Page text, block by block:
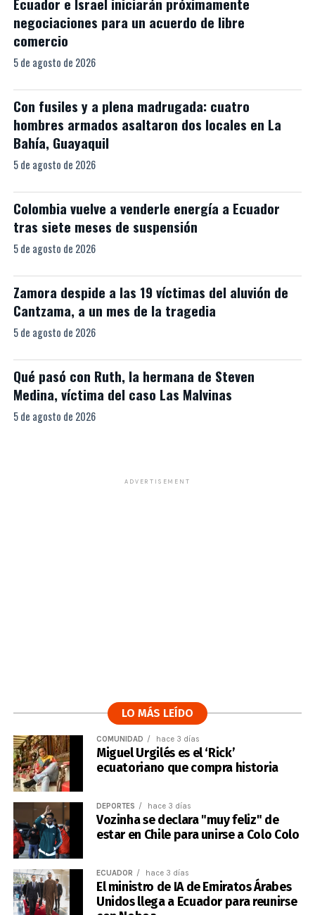
negociaciones para un acuerdo de libre
comercio
5 de agosto de 2026
Con fusiles y a plena madrugada: cuatro
hombres armados asaltaron dos locales en La
Bahía, Guayaquil
5 de agosto de 2026
Colombia vuelve a venderle energía a Ecuador
tras siete meses de suspensión
5 de agosto de 2026
Zamora despide a las 19 víctimas del aluvión de
Cantzama, a un mes de la tragedia
5 de agosto de 2026
Qué pasó con Ruth, la hermana de Steven
Medina, víctima del caso Las Malvinas
5 de agosto de 2026
ADVERTISEMENT
LO MÁS LEÍDO
COMUNIDAD hace 3 días
Miguel Urgilés es el ‘Rick’
ecuatoriano que compra historia
DEPORTES hace 3 días
Vozinha se declara "muy feliz" de
estar en Chile para unirse a Colo Colo
ECUADOR hace 3 días
El ministro de IA de Emiratos Árabes
Unidos llega a Ecuador para reunirse